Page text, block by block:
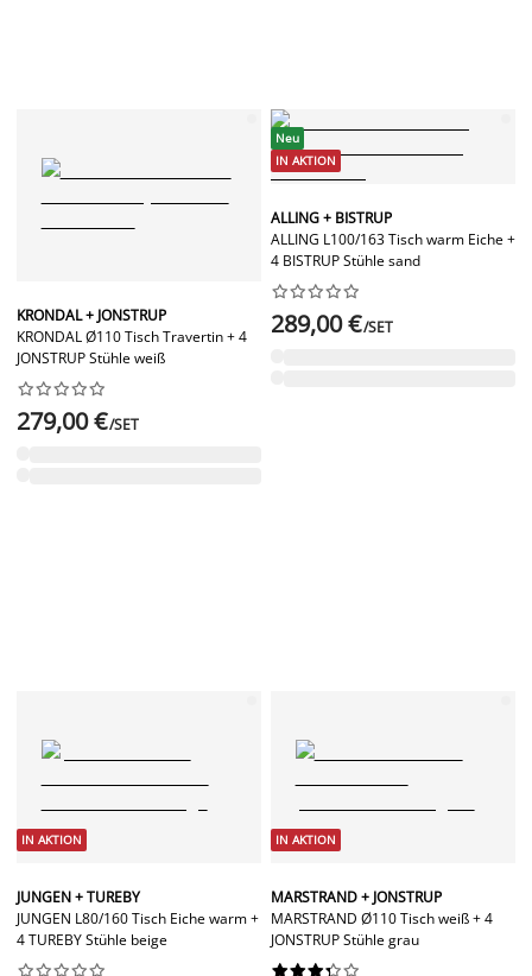
KRONDAL + JONSTRUP
KRONDAL Ø110 Tisch Travertin + 4
JONSTRUP Stühle weiß






279,00 €/SET
Neu
IN AKTION
ALLING + BISTRUP
ALLING L100/163 Tisch warm Eiche +
4 BISTRUP Stühle sand






289,00 €/SET
IN AKTION
JUNGEN + TUREBY
JUNGEN L80/160 Tisch Eiche warm +
4 TUREBY Stühle beige






IN AKTION
MARSTRAND + JONSTRUP
MARSTRAND Ø110 Tisch weiß + 4
JONSTRUP Stühle grau





